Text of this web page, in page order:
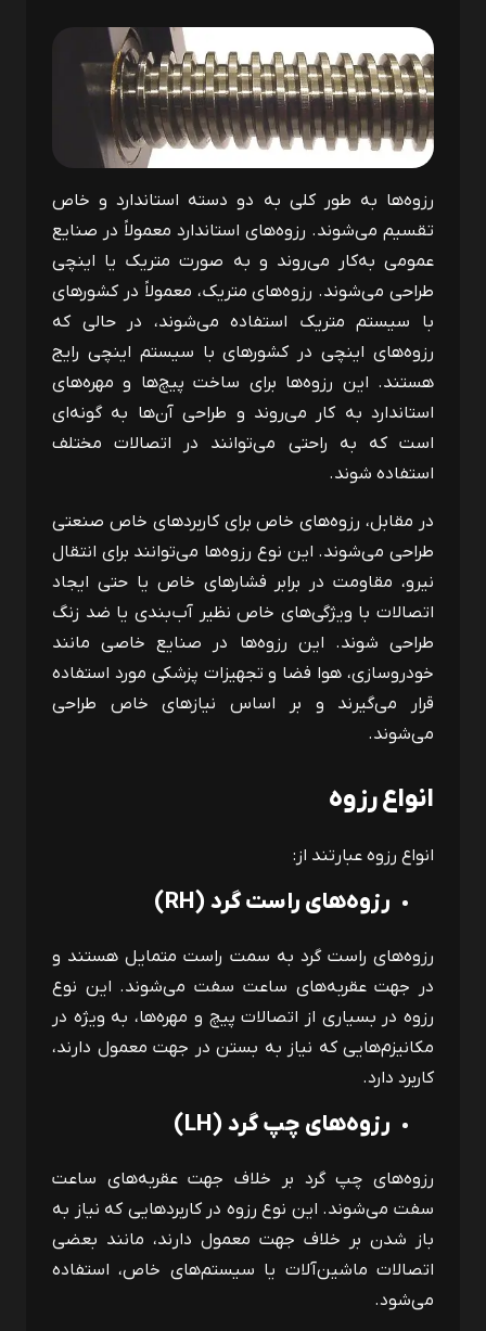
رزوه‌ها به‌ طور کلی به دو دسته استاندارد و خاص
تقسیم می‌شوند. رزوه‌های استاندارد معمولاً در صنایع
عمومی به‌کار می‌روند و به ‌صورت متریک یا اینچی
طراحی می‌شوند. رزوه‌های متریک، معمولاً در کشورهای
با سیستم متریک استفاده می‌شوند، در حالی که
رزوه‌های اینچی در کشورهای با سیستم اینچی رایج
هستند. این رزوه‌ها برای ساخت پیچ‌ها و مهره‌های
استاندارد به کار می‌روند و طراحی آن‌ها به‌ گونه‌ای
است که به راحتی می‌توانند در اتصالات مختلف
استفاده شوند.
در مقابل، رزوه‌های خاص برای کاربردهای خاص صنعتی
طراحی می‌شوند. این نوع رزوه‌ها می‌توانند برای انتقال
نیرو، مقاومت در برابر فشارهای خاص یا حتی ایجاد
اتصالات با ویژگی‌های خاص نظیر آب‌بندی یا ضد زنگ
طراحی شوند. این رزوه‌ها در صنایع خاصی مانند
خودروسازی، هوا فضا و تجهیزات پزشکی مورد استفاده
قرار می‌گیرند و بر اساس نیازهای خاص طراحی
می‌شوند.
انواع رزوه
انواع رزوه‌ عبارتند از:
رزوه‌های راست گرد (RH
)
رزوه‌های راست گرد به سمت راست متمایل هستند و
در جهت عقربه‌های ساعت سفت می‌شوند. این نوع
رزوه در بسیاری از اتصالات پیچ و مهره‌ها، به ویژه در
مکانیزم‌هایی که نیاز به بستن در جهت معمول دارند،
کاربرد دارد.
رزوه‌های چپ گرد (LH
)
رزوه‌های چپ گرد بر خلاف جهت عقربه‌های ساعت
سفت می‌شوند. این نوع رزوه در کاربردهایی که نیاز به
باز شدن بر خلاف جهت معمول دارند، مانند بعضی
اتصالات ماشین‌آلات یا سیستم‌های خاص، استفاده
می‌شود.